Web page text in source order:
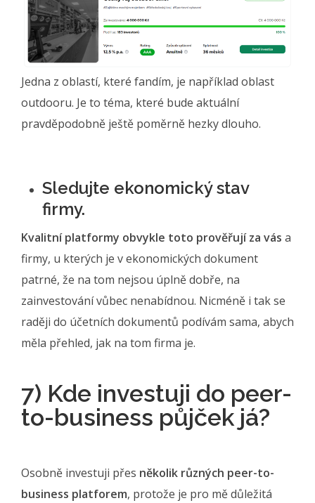
Jedna z oblastí, které fandím, je například oblast
outdooru. Je to téma, které bude aktuální
pravděpodobně ještě poměrně hezky dlouho.
Sledujte ekonomický stav
firmy.
Kvalitní platformy obvykle toto prověřují za vás a
firmy, u kterých je v ekonomických dokument
patrné, že na tom nejsou úplně dobře, na
zainvestování vůbec nenabídnou. Nicméně i tak se
raději do účetních dokumentů podívám sama, abych
měla přehled, jak na tom firma je.
7) Kde investuji do peer-
to-business půjček já?
Osobně investuji přes několik různých peer-to-
business platforem, protože je pro mě důležitá